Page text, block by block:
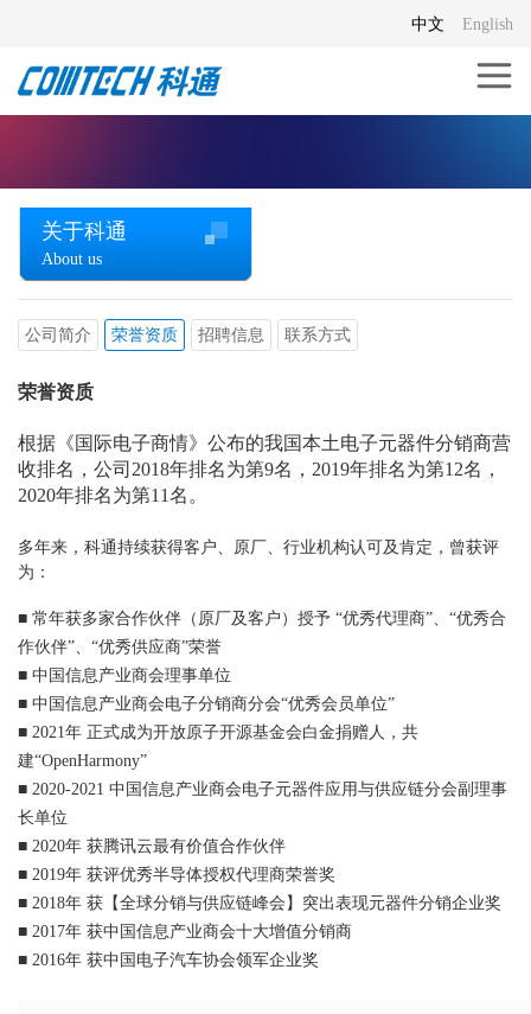
English
中文
关于科通
About us
公司简介 荣誉资质 招聘信息 联系方式
荣誉资质
根据《国际电子商情》公布的我国本土电子元器件分销商营
收排名，公司2018年排名为第9名，2019年排名为第12名，
2020年排名为第11名。
多年来，科通持续获得客户、原厂、行业机构认可及肯定，曾获评
为：
■ 常年获多家合作伙伴（原厂及客户）授予 “优秀代理商”、“优秀合
作伙伴”、“优秀供应商”荣誉
■ 中国信息产业商会理事单位
■ 中国信息产业商会电子分销商分会“优秀会员单位”
■ 2021年 正式成为开放原子开源基金会白金捐赠人，共
建“OpenHarmony”
■ 2020-2021 中国信息产业商会电子元器件应用与供应链分会副理事
长单位
■ 2020年 获腾讯云最有价值合作伙伴
■ 2019年 获评优秀半导体授权代理商荣誉奖
■ 2018年 获【全球分销与供应链峰会】突出表现元器件分销企业奖
■ 2017年 获中国信息产业商会十大增值分销商
■ 2016年 获中国电子汽车协会领军企业奖